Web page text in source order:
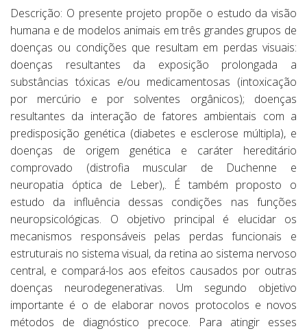
Descrição: O presente projeto propõe o estudo da visão
humana e de modelos animais em três grandes grupos de
doenças ou condições que resultam em perdas visuais:
doenças resultantes da exposição prolongada a
substâncias tóxicas e/ou medicamentosas (intoxicação
por mercúrio e por solventes orgânicos); doenças
resultantes da interação de fatores ambientais com a
predisposição genética (diabetes e esclerose múltipla), e
doenças de origem genética e caráter hereditário
comprovado (distrofia muscular de Duchenne e
neuropatia óptica de Leber),. É também proposto o
estudo da influência dessas condições nas funções
neuropsicológicas. O objetivo principal é elucidar os
mecanismos responsáveis pelas perdas funcionais e
estruturais no sistema visual, da retina ao sistema nervoso
central, e compará-los aos efeitos causados por outras
doenças neurodegenerativas. Um segundo objetivo
importante é o de elaborar novos protocolos e novos
métodos de diagnóstico precoce. Para atingir esses